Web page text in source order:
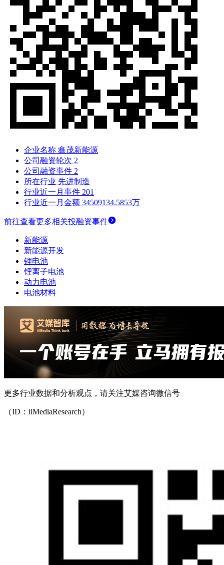
企业名称 鑫茂新能源
公司融资轮次 2
公司融资事件 2
所在行业 先进制造
行业近一月事件 201
行业近一月金额 34509134.5853万
前往查看更多相关投融资事件
新能源
新能源开发
锂电池
锂离子电池
动力电池
电池材料
更多行业数据和分析观点，请关注艾媒咨询微信号
（ID：iiMediaResearch）